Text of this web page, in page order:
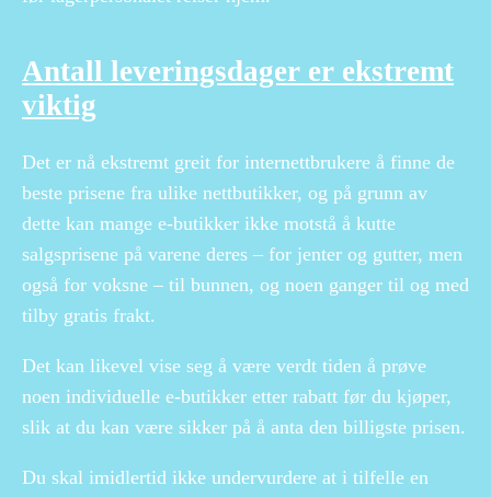
Antall leveringsdager er ekstremt
viktig
Det er nå ekstremt greit for internettbrukere å finne de
beste prisene fra ulike nettbutikker, og på grunn av
dette kan mange e-butikker ikke motstå å kutte
salgsprisene på varene deres – for jenter og gutter, men
også for voksne – til bunnen, og noen ganger til og med
tilby gratis frakt.
Det kan likevel vise seg å være verdt tiden å prøve
noen individuelle e-butikker etter rabatt før du kjøper,
slik at du kan være sikker på å anta den billigste prisen.
Du skal imidlertid ikke undervurdere at i tilfelle en